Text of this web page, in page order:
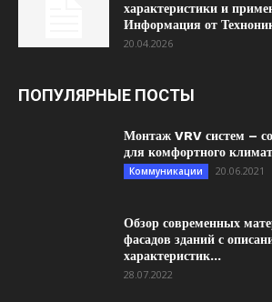
характеристики и
Информация от
20.04.2026
ПОПУЛЯРНЫЕ ПОСТЫ
Монтаж VRV систем –
для комфортного
Коммуникации 20.06.2021
Обзор современных
фасадов зданий с
характеристик...
28.07.2022